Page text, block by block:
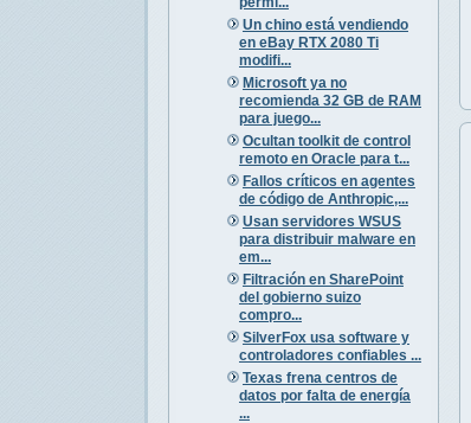
Un chino está vendiendo
en eBay RTX 2080 Ti
modifi...
Microsoft ya no
recomienda 32 GB de RAM
para juego...
Ocultan toolkit de control
remoto en Oracle para t...
Fallos críticos en agentes
de código de Anthropic,...
Usan servidores WSUS
para distribuir malware en
em...
Filtración en SharePoint
del gobierno suizo
compro...
SilverFox usa software y
controladores confiables ...
Texas frena centros de
datos por falta de energía
...